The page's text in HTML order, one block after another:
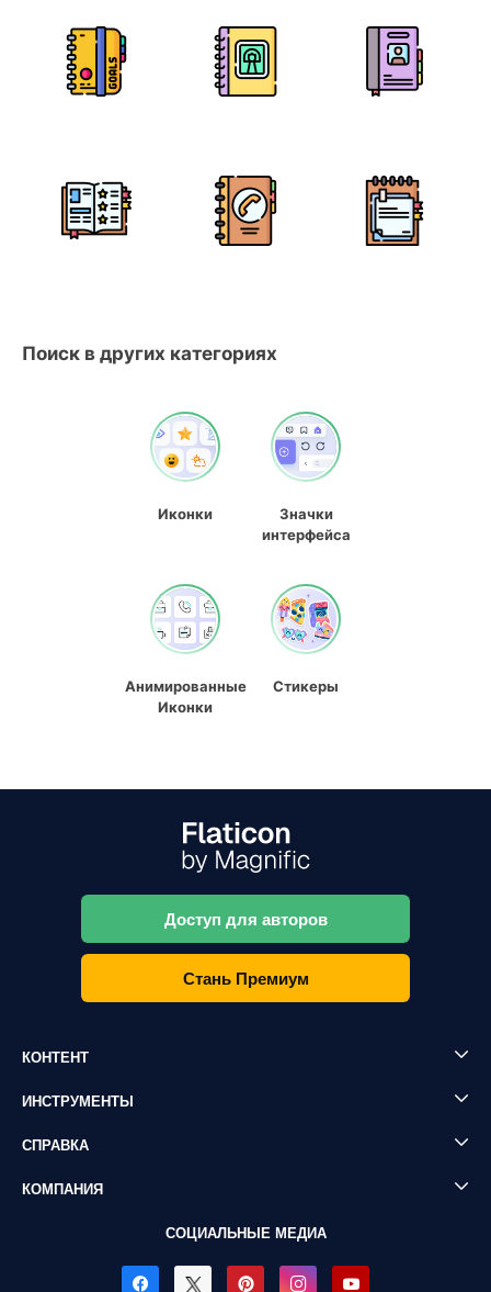
Поиск в других категориях
Иконки
Значки
интерфейса
Анимированные
Иконки
Стикеры
Доступ для авторов
Стань Премиум
КОНТЕНТ
ИНСТРУМЕНТЫ
СПРАВКА
КОМПАНИЯ
СОЦИАЛЬНЫЕ МЕДИА